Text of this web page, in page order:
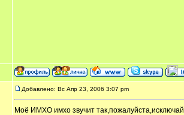
Добавлено: Вс Апр 23, 2006 3:07 pm
Моё ИМХО имхо звучит